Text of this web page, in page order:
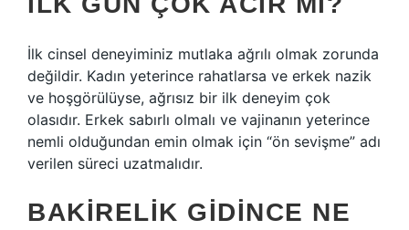
İlk cinsel deneyiminiz mutlaka ağrılı olmak zorunda
değildir. Kadın yeterince rahatlarsa ve erkek nazik
ve hoşgörülüyse, ağrısız bir ilk deneyim çok
olasıdır. Erkek sabırlı olmalı ve vajinanın yeterince
nemli olduğundan emin olmak için “ön sevişme” adı
verilen süreci uzatmalıdır.
BAKIRELIK GIDINCE NE